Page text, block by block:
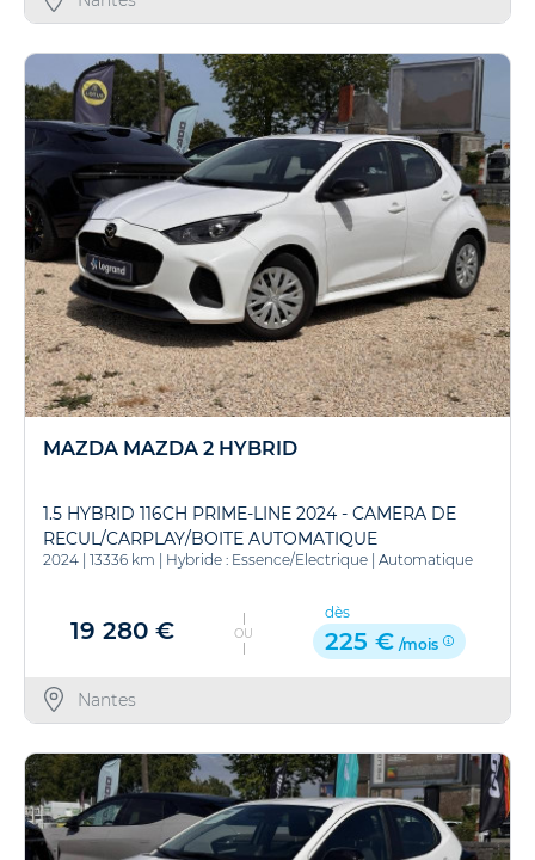
MAZDA MAZDA 2 HYBRID
1.5 HYBRID 116CH PRIME-LINE 2024 - CAMERA DE
RECUL/CARPLAY/BOITE AUTOMATIQUE
2024 13336 km Hybride : Essence/Electrique Automatique
19 280 € OU
dès
225 € /mois
Nantes